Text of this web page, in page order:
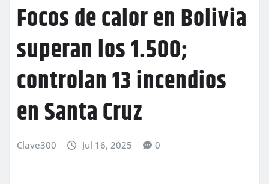
Focos de calor en Bolivia
superan los 1.500;
controlan 13 incendios
en Santa Cruz
Clave300 Jul 16, 2025 0